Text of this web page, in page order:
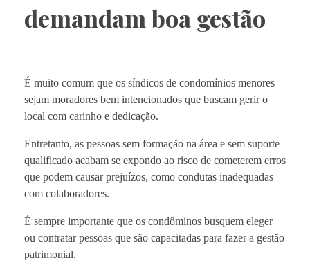
demandam boa gestão
É muito comum que os síndicos de condomínios menores
sejam moradores bem intencionados que buscam gerir o
local com carinho e dedicação.
Entretanto, as pessoas sem formação na área e sem suporte
qualificado acabam se expondo ao risco de cometerem erros
que podem causar prejuízos, como condutas inadequadas
com colaboradores.
É sempre importante que os condôminos busquem eleger
ou contratar pessoas que são capacitadas para fazer a gestão
patrimonial.